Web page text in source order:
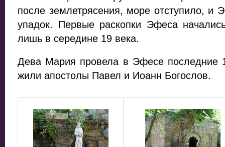
после землетрясения, море отступило, и
упадок. Первые раскопки Эфеса
лишь в середине 19 века.
Дева Мария провела в Эфесе последние
жили апостолы Павел и Иоанн Богослов.